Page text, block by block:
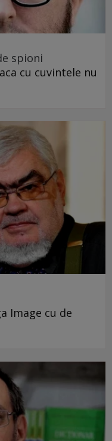
spioni
cu cuvintele nu
Image cu de